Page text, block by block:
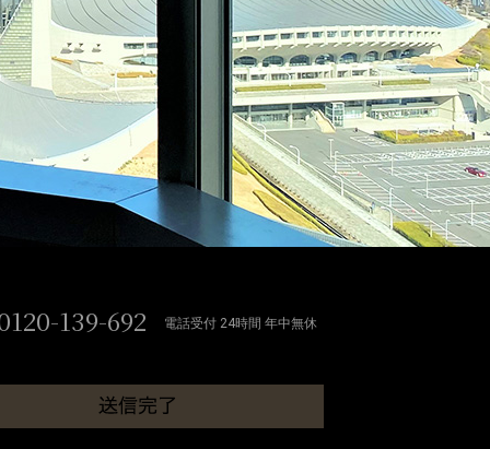
139-692 電話受付 24時間 年中無休